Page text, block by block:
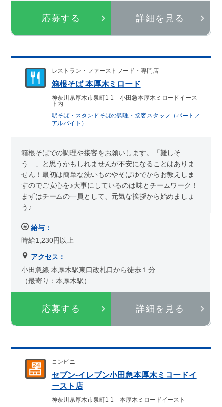
応募する 詳細を見る
レストラン・ファーストフード・専門店
箱根そば 本厚木ミロード
神奈川県厚木市泉町1-1 小田急本厚木ミロードイース
ト内
駅そば・スタンドそばの調理・接客スタッフ（パート／
アルバイト）
応募する 詳細を見る
箱根そばでの調理や接客をお願いします。「難しそ
う…」と思うかもしれませんが不安になることはありま
せん！最初は簡単な洗いものやそばゆでからお教えしま
すのでご安心を♪大事にしているのは味とチームワーク！
まずはチームの一員として、元気な挨拶から始めましょ
う♪
給与：
時給1,230円以上
アクセス：
小田急線 本厚木駅東口改札口から徒歩１分
（最寄り：本厚木駅）
コンビニ
セブン-イレブン小田急本厚木ミロードイ
ースト店
神奈川県厚木市泉町1-1 本厚木ミロードイースト